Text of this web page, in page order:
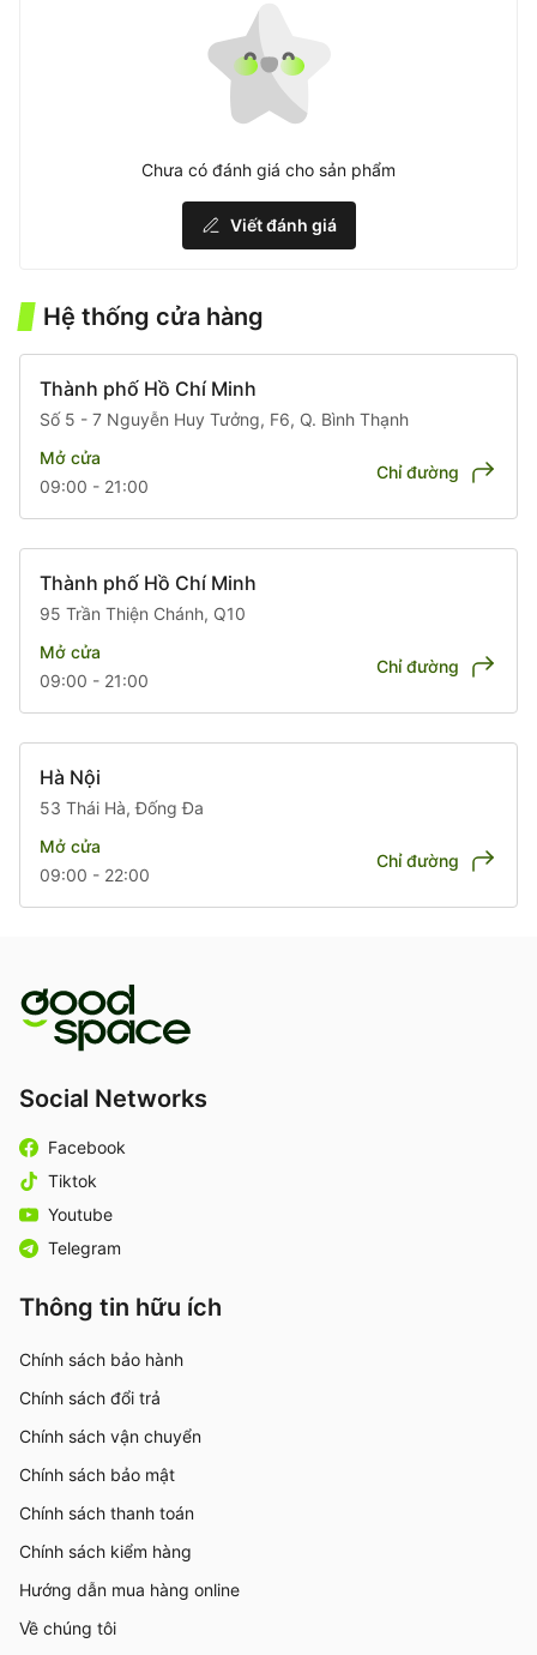
Chưa có đánh giá cho sản phẩm
Viết đánh giá
Hệ thống cửa hàng
Thành phố Hồ Chí Minh
Số 5 - 7 Nguyễn Huy Tưởng, F6, Q. Bình Thạnh
Mở cửa
09:00 - 21:00
Chỉ đường
Thành phố Hồ Chí Minh
95 Trần Thiện Chánh, Q10
Mở cửa
09:00 - 21:00
Chỉ đường
Hà Nội
53 Thái Hà, Đống Đa
Mở cửa
09:00 - 22:00
Chỉ đường
Social Networks
Facebook
Tiktok
Youtube
Telegram
Thông tin hữu ích
Chính sách bảo hành
Chính sách đổi trả
Chính sách vận chuyển
Chính sách bảo mật
Chính sách thanh toán
Chính sách kiểm hàng
Hướng dẫn mua hàng online
Về chúng tôi